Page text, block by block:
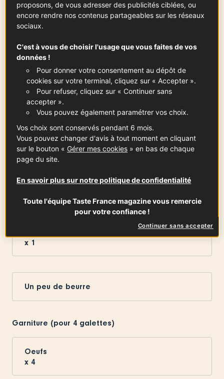
Pour 20 galettes
330gVoir la fiche
Eau
75
Gros sel
x 1
Un peu de beurre
Garniture (pour 4 galettes)
Oeufs
x 4
proposons, de vous adresser des publicités ciblées, ou
encore rendre nos contenus partageables sur les réseaux
sociaux.
C'est à vous de choisir l'usage que vous faites de vos
données !
Pour donner votre consentement au dépôt de
cookies sur votre terminal, cliquez sur « Accepter ».
Pour refuser, cliquez sur « Continuer sans
accepter ».
Vous pouvez également paramétrer vos choix.
Vos choix sont conservés pendant 6 mois.
Vous pouvez changer d'avis à tout moment en cliquant
sur le bouton « Gérer mes cookies » en bas de chaque
page du site.
En savoir plus sur notre politique de confidentialité
Toute l'équipe Taste France magazine vous remercie
pour votre confiance !
Continuer sans accepter